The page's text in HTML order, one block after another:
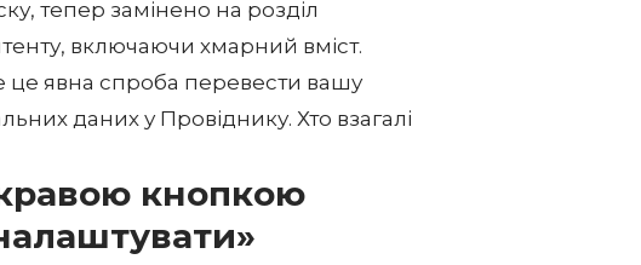
тепер замінено на розділ
включаючи хмарний вміст.
явна спроба перевести вашу
даних у Провіднику. Хто взагалі
кнопкою